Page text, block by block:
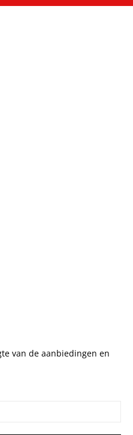
van de aanbiedingen en